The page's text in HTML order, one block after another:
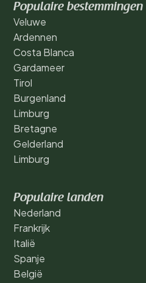
Populaire bestemmingen
Veluwe
Ardennen
Costa Blanca
Gardameer
Tirol
Burgenland
Limburg
Bretagne
Gelderland
Limburg
Populaire landen
Nederland
Frankrijk
Italië
Spanje
België